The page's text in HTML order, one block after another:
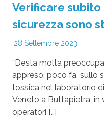
Verificare
sicurezza sono
28 Settembre 2023
“Desta molta
appreso, poco fa, sullo
tossica nel laboratorio
Veneto a Buttapietra, in
operatori […]